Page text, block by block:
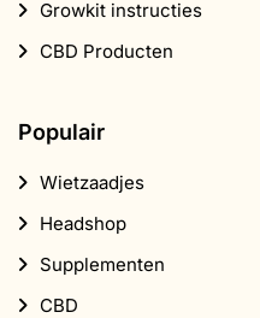
Growkit instructies
CBD Producten
Populair
Wietzaadjes
Headshop
Supplementen
CBD